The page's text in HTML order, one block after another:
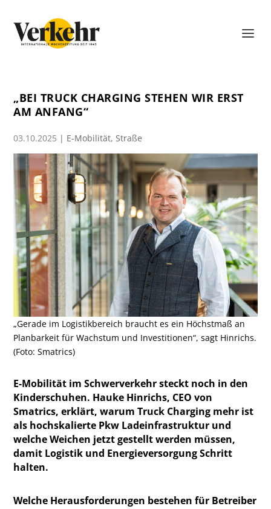
„BEI TRUCK CHARGING STEHEN WIR ERST
AM ANFANG“
03.10.2025 | E-Mobilität,Straße
„Gerade im Logistikbereich braucht es ein Höchstmaß an
Planbarkeit für Wachstum und Investitionen“, sagt Hinrichs.
(Foto: Smatrics)
E-Mobilität im Schwerverkehr steckt noch in den
Kinderschuhen. Hauke Hinrichs, CEO von
Smatrics, erklärt, warum Truck Charging mehr ist
als hochskalierte Pkw Ladeinfrastruktur und
welche Weichen jetzt gestellt werden müssen,
damit Logistik und Energieversorgung Schritt
halten.
Welche Herausforderungen bestehen für Betreiber